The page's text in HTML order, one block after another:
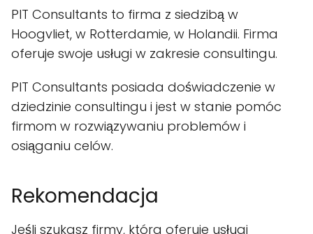
PIT Consultants to firma z siedzibą w
Hoogvliet, w Rotterdamie, w Holandii. Firma
oferuje swoje usługi w zakresie consultingu.
PIT Consultants posiada doświadczenie w
dziedzinie consultingu i jest w stanie pomóc
firmom w rozwiązywaniu problemów i
osiąganiu celów.
Rekomendacja
Jeśli szukasz firmy, która oferuje usługi